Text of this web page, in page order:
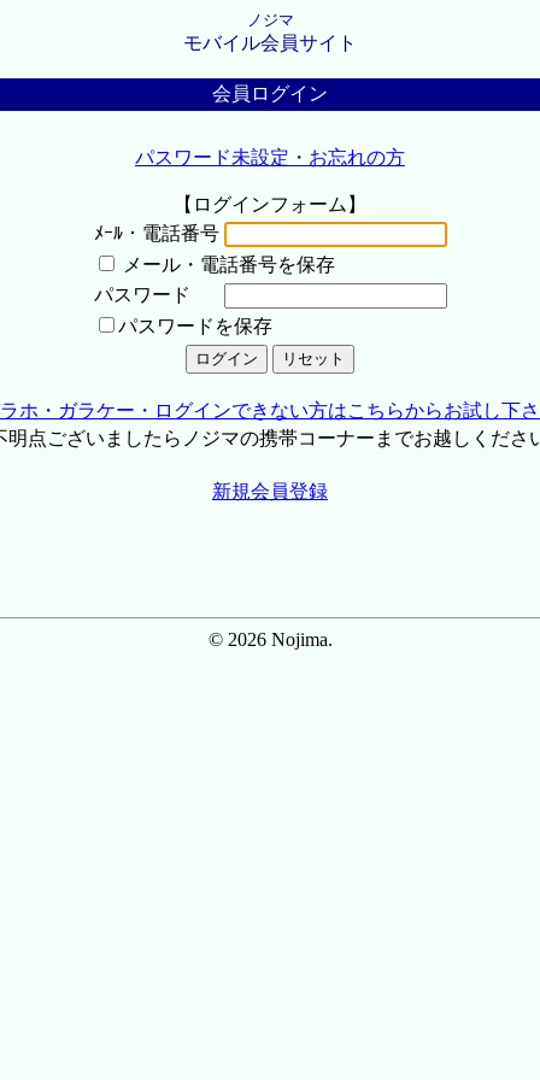
ノジマ
モバイル会員サイト
会員ログイン
パスワード未設定・お忘れの方
【ログインフォーム】
ﾒｰﾙ・電話番号
メール・電話番号を保存
パスワード
パスワードを保存
ホ・ガラケー・ログインできない方はこちらからお試し下
点ございましたらノジマの携帯コーナーまでお越しくださ
新規会員登録
© 2026 Nojima.